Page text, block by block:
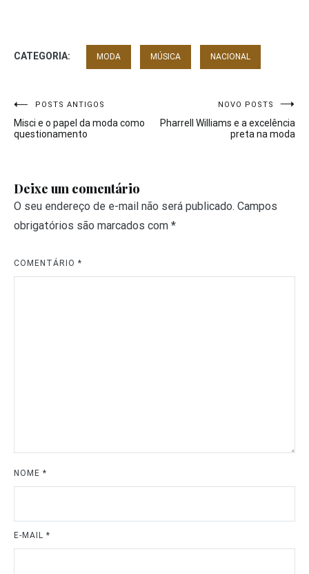
CATEGORIA: MODA MÚSICA NACIONAL
Navegação
de
POSTS ANTIGOS
Misci e o papel da moda como
questionamento
NOVO POSTS
Pharrell Williams e a excelência
preta na moda
Deixe um comentário
O seu endereço de e-mail não será publicado. Campos
obrigatórios são marcados com *
COMENTÁRIO *
NOME *
E-MAIL *